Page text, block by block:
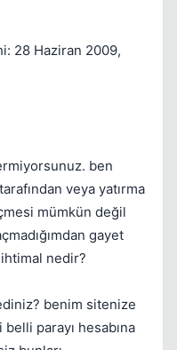
28 Haziran 2009,
ben
veya yatırma
mümkün değil
gayet
ihtimal nedir?
benim sitenize
parayı hesabına